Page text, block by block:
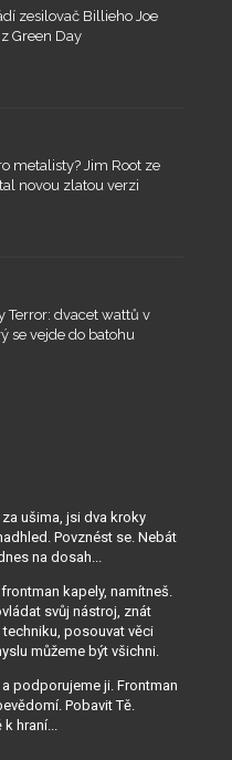
zesilovač Billieho Joe
Green Day
metalisty? Jim Root ze
novou zlatou verzi
Terror: dvacet wattů v
se vejde do batohu
ušima, jsi dva kroky
Povznést se. Nebát
na dosah...
kapely, namítneš.
svůj nástroj, znát
posouvat věci
můžeme být všichni.
podporujeme ji. Frontman
Pobavit Tě.
k hraní...